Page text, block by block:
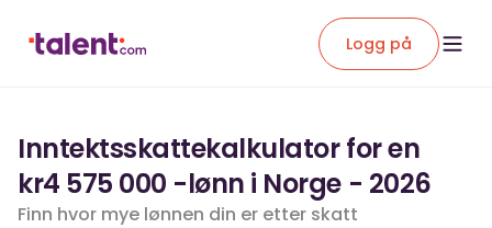
Logg på
Inntektsskattekalkulator for en
kr4 575 000 -lønn i Norge - 2026
Finn hvor mye lønnen din er etter skatt